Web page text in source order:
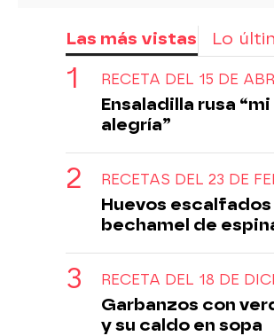
Las más vistas Lo
RECETA DEL 15 DE
Ensaladilla rusa “mi
alegría”
RECETAS DEL 23 DE
Huevos
bechamel de
RECETA DEL 18 DE
Garbanzos con
y su caldo en sopa